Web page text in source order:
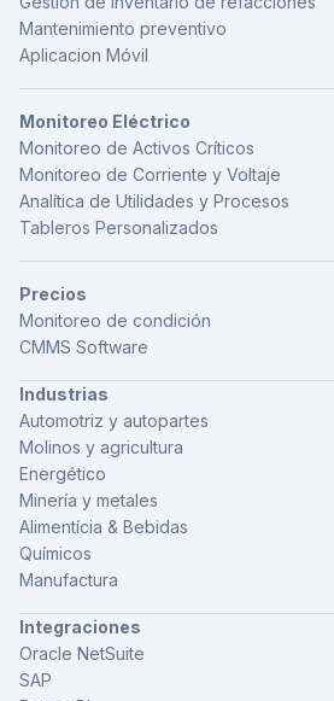
Mantenimiento preventivo
Aplicacion Móvil
Monitoreo Eléctrico
Monitoreo de Activos Críticos
Monitoreo de Corriente y Voltaje
Analítica de Utilidades y Procesos
Tableros Personalizados
Precios
Monitoreo de condición
CMMS Software
Industrias
Automotriz y autopartes
Molinos y agricultura
Energético
Minería y metales
Alimentícia & Bebidas
Químicos
Manufactura
Integraciones
Oracle NetSuite
SAP